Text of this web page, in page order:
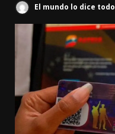
El mundo lo dice todo